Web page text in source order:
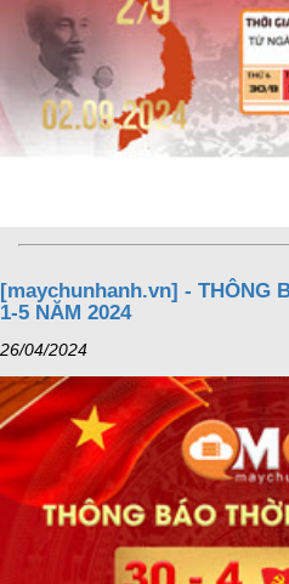
[maychunhanh.vn] - THÔNG
1-5 NĂM 2024
26/04/2024